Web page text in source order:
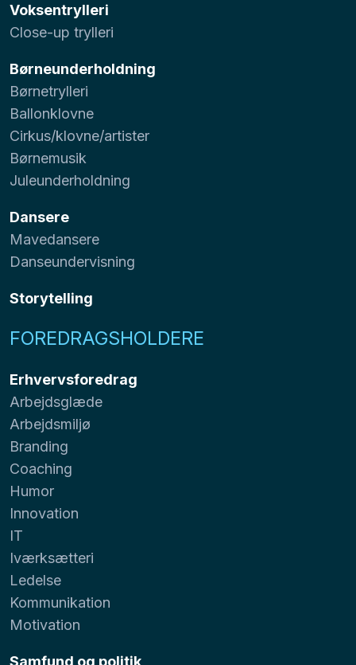
Voksentrylleri
Close-up trylleri
Børneunderholdning
Børnetrylleri
Ballonklovne
Cirkus/klovne/artister
Børnemusik
Juleunderholdning
Dansere
Mavedansere
Danseundervisning
Storytelling
FOREDRAGSHOLDERE
Erhvervsforedrag
Arbejdsglæde
Arbejdsmiljø
Branding
Coaching
Humor
Innovation
IT
Iværksætteri
Ledelse
Kommunikation
Motivation
Samfund og politik